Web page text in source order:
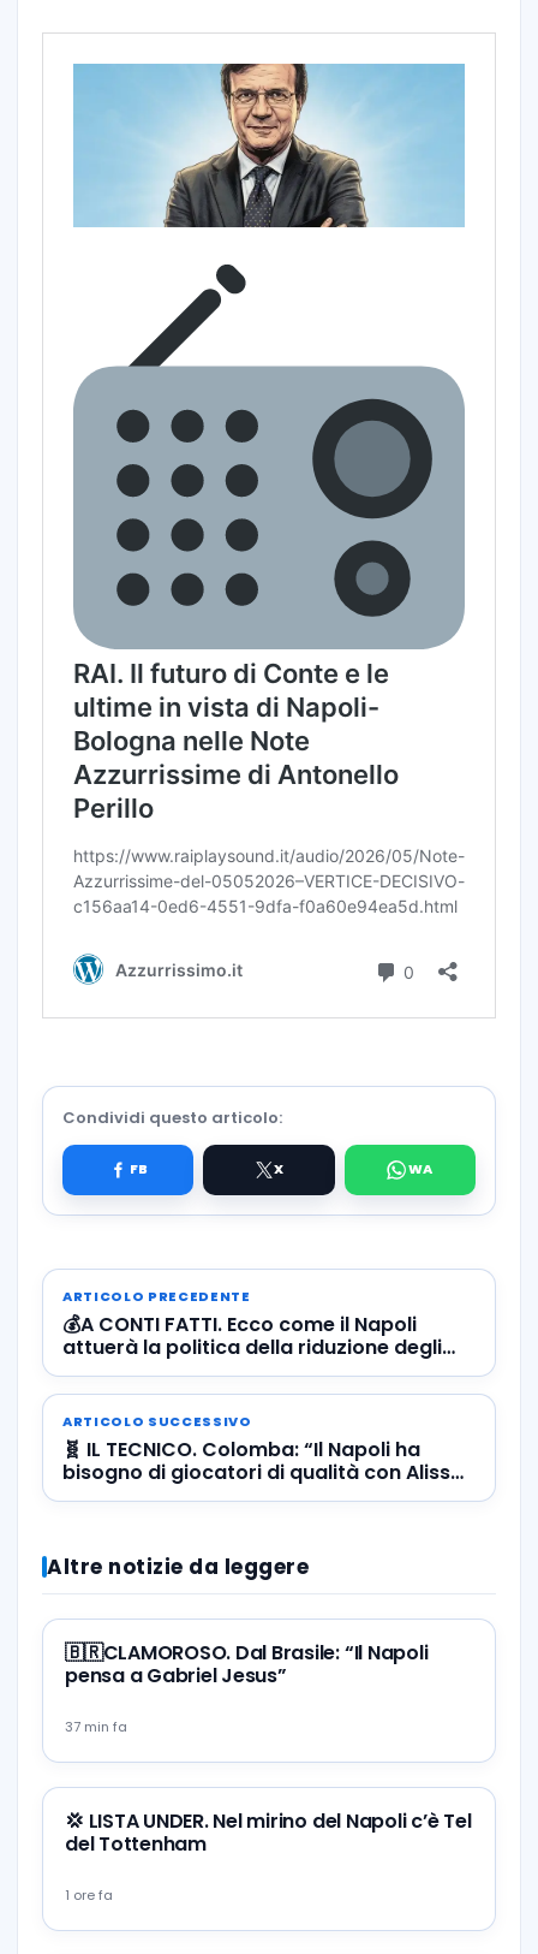
Condividi questo articolo:
ARTICOLO PRECEDENTE
💰A CONTI FATTI. Ecco come il Napoli
attuerà la politica della riduzione degli
ingaggi
ARTICOLO SUCCESSIVO
🧬 IL TECNICO. Colomba: “Il Napoli ha
bisogno di giocatori di qualità con Alisson
Santos”
Altre notizie da leggere
🇧🇷CLAMOROSO. Dal Brasile: “Il Napoli
pensa a Gabriel Jesus”
37 min fa
💢 LISTA UNDER. Nel mirino del Napoli c’è Tel
del Tottenham
1 ore fa